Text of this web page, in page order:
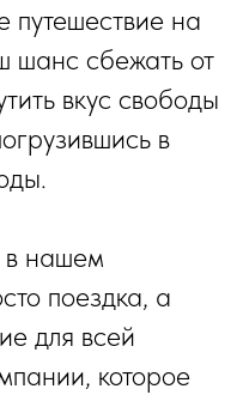
путешествие на
шанс сбежать от
вкус свободы
в
в нашем
поездка, а
для всей
которое